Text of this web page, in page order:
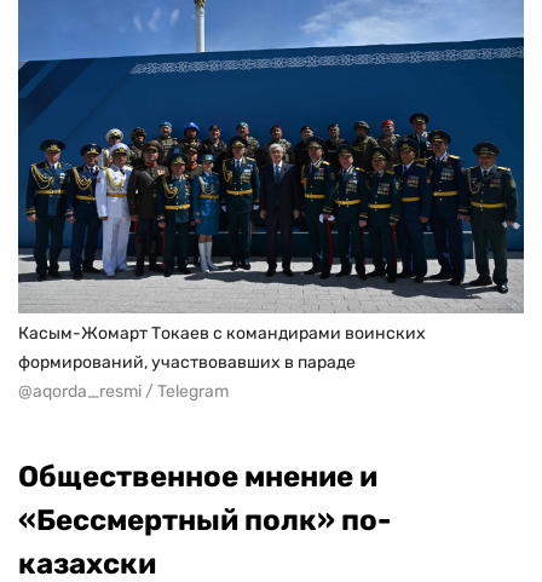
Касым-Жомарт Токаев с командирами воинских
формирований, участвовавших в параде
@aqorda_resmi / Telegram
Общественное мнение и
«Бессмертный полк» по-
казахски